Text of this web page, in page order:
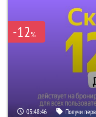
-12%
03:48:46 Получи